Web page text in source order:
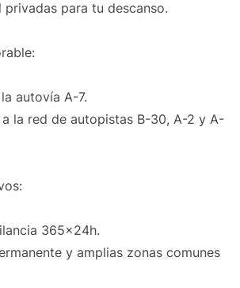
para tu descanso.
autovía A-7.
la red de autopistas B-30, A-2 y A-
365x24h.
y amplias zonas comunes